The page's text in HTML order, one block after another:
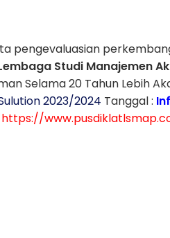
pengevaluasian
Studi Manajemen
Selama 20 Tahun Lebih
2023/2024 Tanggal :
https://